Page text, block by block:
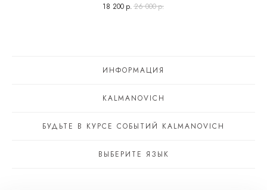
18 200 р. 26 000р.
ИНФОРМАЦИЯ
KALMANOVICH
БУДЬТЕ В КУРСЕ СОБЫТИЙ KALMANOVICH
ВЫБЕРИТЕ ЯЗЫК